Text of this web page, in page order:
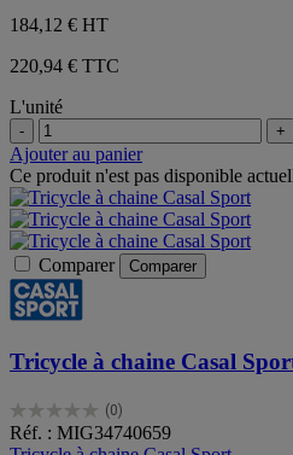
184,12 € HT
220,94 € TTC
L'unité
- +
Ajouter au panier
Ce produit n'est pas disponible
Comparer Comparer
Tricycle à chaine Casal
(0)
0.0
sur
Réf. : MIG34740659